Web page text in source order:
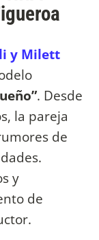
y Milett
. Desde
la pareja
de
y
de